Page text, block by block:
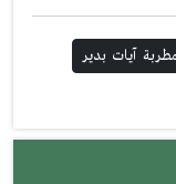
آيات بدير